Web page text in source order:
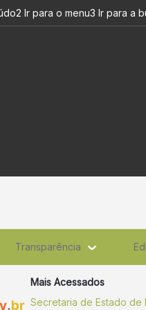
Sisema”
2 Ir para o menu3 Ir para a
Transparência
Mais Acessados